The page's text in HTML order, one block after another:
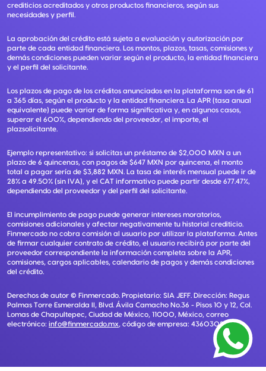
crediticios acreditados y otros productos financieros, según sus
necesidades y perfil.
La aprobación del crédito está sujeta a evaluación y autorización por
parte de cada entidad financiera. Los montos, plazos, tasas, comisiones y
demás condiciones pueden variar según el producto, la entidad financiera
y el perfil del solicitante.
Los plazos de pago de los créditos anunciados en la plataforma son de 61
a 365 días, según el producto y la entidad financiera. La APR (tasa anual
equivalente) puede variar de forma significativa y, en algunos casos,
superar el 600%, dependiendo del proveedor, el importe, el
plazsolicitante.
Ejemplo representativo: si solicitas un préstamo de $2,000 MXN a un
plazo de 6 quincenas, con pagos de $647 MXN por quincena, el monto
total a pagar sería de $3,882 MXN. La tasa de interés mensual puede ir de
28% a 49.50% (sin IVA), y el CAT informativo puede partir desde 677.47%,
dependiendo del proveedor y del perfil del solicitante.
El incumplimiento de pago puede generar intereses moratorios,
comisiones adicionales y afectar negativamente tu historial crediticio.
Finmercado no cobra comisión al usuario por utilizar la plataforma. Antes
de firmar cualquier contrato de crédito, el usuario recibirá por parte del
proveedor correspondiente la información completa sobre la APR,
comisiones, cargos aplicables, calendario de pagos y demás condiciones
del crédito.
Derechos de autor © Finmercado. Propietario: SIA JEFF. Dirección: Regus
Palmas Torre Esmeralda II, Blvd. Ávila Camacho No.36 - Pisos 10 y 12, Col.
Lomas de Chapultepec, Ciudad de México, 11000, México, correo
electrónico: info@finmercado.mx, código de empresa: 43603085405.